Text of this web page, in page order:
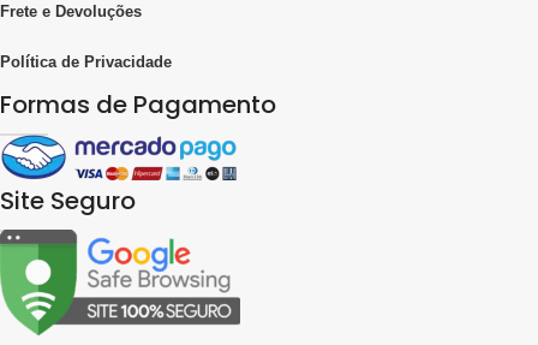
Frete e Devoluções
Política de Privacidade
Formas de Pagamento
Site Seguro